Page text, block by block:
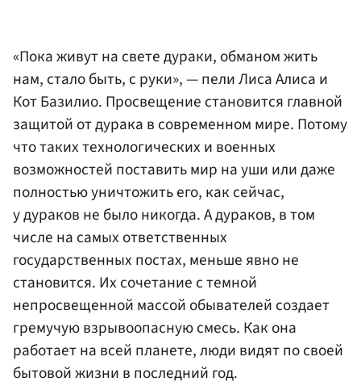
«Пока живут на свете дураки, обманом жить
нам, стало быть, с руки», — пели Лиса Алиса и
Кот Базилио. Просвещение становится главной
защитой от дурака в современном мире. Потому
что таких технологических и военных
возможностей поставить мир на уши или даже
полностью уничтожить его, как сейчас,
у дураков не было никогда. А дураков, в том
числе на самых ответственных
государственных постах, меньше явно не
становится. Их сочетание с темной
непросвещенной массой обывателей создает
гремучую взрывоопасную смесь. Как она
работает на всей планете, люди видят по своей
бытовой жизни в последний год.